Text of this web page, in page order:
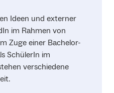
Ideen und externer
im Rahmen von
Zuge einer Bachelor-
SchülerIn im
verschiedene